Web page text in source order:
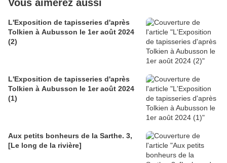
Vous aimerez aussi
L'Exposition de tapisseries d'après
Tolkien à Aubusson le 1er août 2024
(2)
L'Exposition de tapisseries d'après
Tolkien à Aubusson le 1er août 2024
(1)
Aux petits bonheurs de la Sarthe. 3,
[Le long de la rivière]